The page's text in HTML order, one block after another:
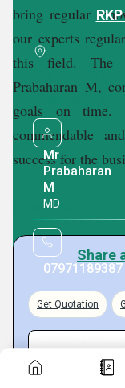
bring regular
our experts
this field. The
Prabaharan M,
goals on time.
commendable
success for the
Know More
Share
Get Quotation
Enter Buying
No. 311/2C,
Chennai,
Mr
Prabaharan
M
MD
07971189387